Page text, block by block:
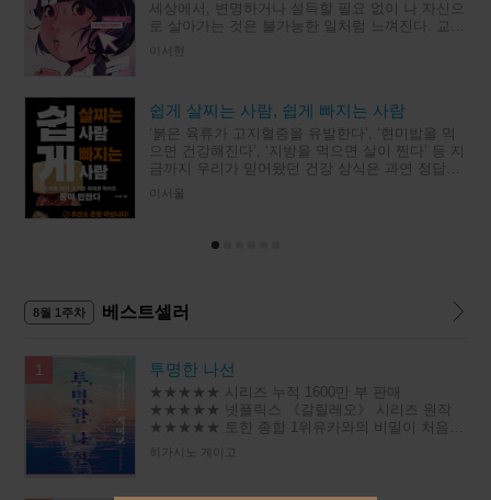
세상에서, 변명하거나 설득할 필요 없이 나 자신으
로 살아가는 것은 불가능한 일처럼 느껴진다. 교보
문고 스토리공모전, 림 문학상을 수상한 이서현의
이서현
쉽게 살찌는 사람, 쉽게 빠지는 사람
‘붉은 육류가 고지혈증을 유발한다’, ‘현미밥을 먹
으면 건강해진다’, ‘지방을 먹으면 살이 찐다’ 등 지
금까지 우리가 믿어왔던 건강 상식은 과연 정답일
까? 유튜브 채널 ‘다이어트 해커 이서울’을 운영 중
이서울
8월 1주차 베스트셀러
1 투명한 나선
★★★★★ 시리즈 누적 1600만 부 판매
★★★★★ 넷플릭스 《갈릴레오》 시리즈 원작
★★★★★ 토한 종합 1위유카와의 비밀이 처음
히가시노 게이고